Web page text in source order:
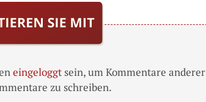
eingeloggt sein, um Kommentare
zu schreiben.